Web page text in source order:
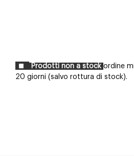
Prodotti non a stock ordine
20 giorni (salvo rottura di stock).